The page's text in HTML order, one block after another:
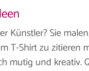
Künstler? Sie
T-Shirt zu zitieren
mutig und